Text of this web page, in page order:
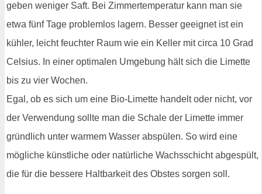
geben weniger Saft. Bei Zimmertemperatur kann man sie
etwa fünf Tage problemlos lagern. Besser geeignet ist ein
kühler, leicht feuchter Raum wie ein Keller mit circa 10 Grad
Celsius. In einer optimalen Umgebung hält sich die Limette
bis zu vier Wochen.
Egal, ob es sich um eine Bio-Limette handelt oder nicht, vor
der Verwendung sollte man die Schale der Limette immer
gründlich unter warmem Wasser abspülen. So wird eine
mögliche künstliche oder natürliche Wachsschicht abgespült,
die für die bessere Haltbarkeit des Obstes sorgen soll.